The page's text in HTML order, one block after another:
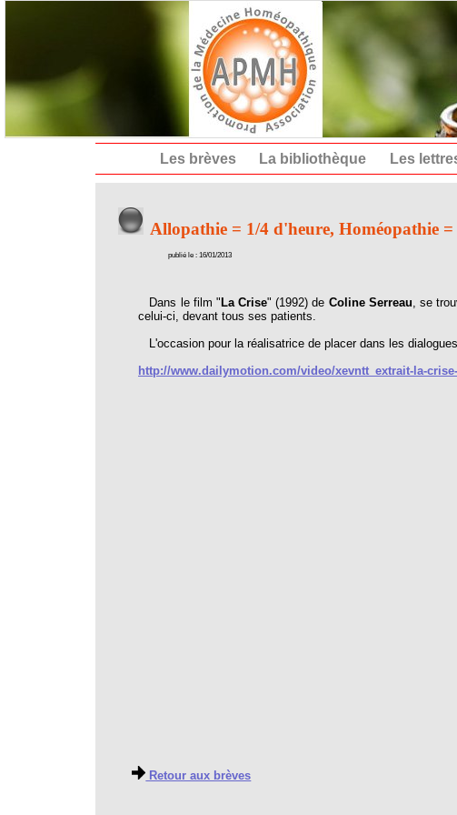
Les brèves La bibliothèque Les
Allopathie = 1/4 d'heure, Homéopathie =
publié le : 16/01/2013
Dans le film " La Crise" (1992) de Coline Serreau, se
celui-ci, devant tous ses patients.
L'occasion pour la réalisatrice de placer dans les
http://www.dailymotion.com/video/xevntt_extrait-la-
Retour aux brèves